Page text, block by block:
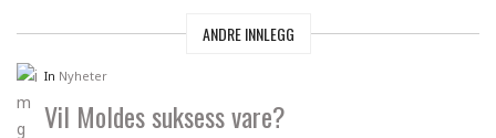
ANDRE INNLEGG
In Nyheter
Vil Moldes suksess vare?